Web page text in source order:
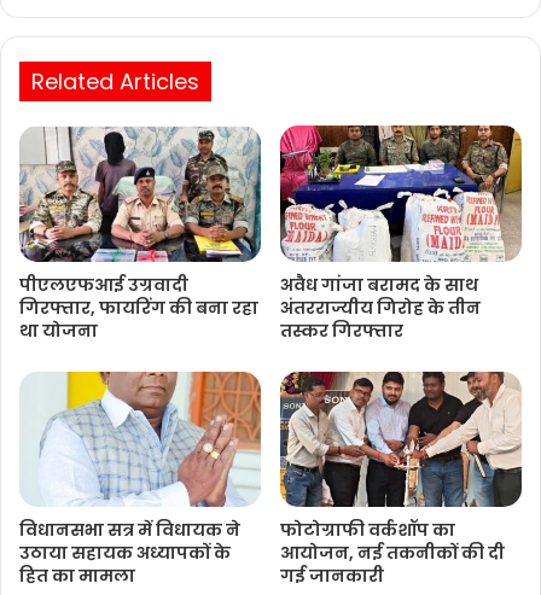
Related Articles
पीएलएफआई उग्रवादी
गिरफ्तार, फायरिंग की बना रहा
था योजना
अवैध गांजा बरामद के साथ
अंतरराज्यीय गिरोह के तीन
तस्कर गिरफ्तार
विधानसभा सत्र में विधायक ने
उठाया सहायक अध्यापकों के
हित का मामला
फोटोग्राफी वर्कशॉप का
आयोजन, नई तकनीकों की दी
गई जानकारी